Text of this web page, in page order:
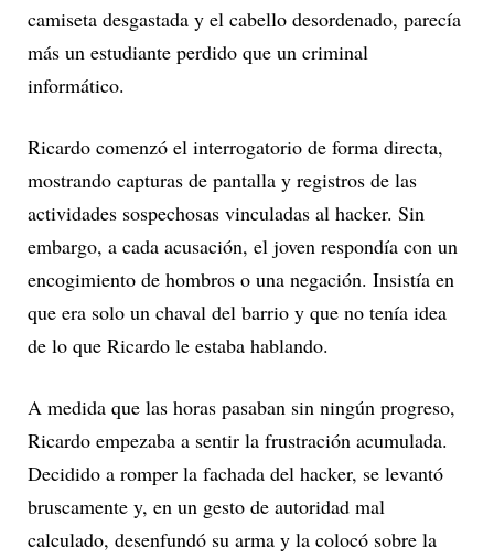
camiseta desgastada y el cabello desordenado, parecía
más un estudiante perdido que un criminal
informático.
Ricardo comenzó el interrogatorio de forma directa,
mostrando capturas de pantalla y registros de las
actividades sospechosas vinculadas al hacker. Sin
embargo, a cada acusación, el joven respondía con un
encogimiento de hombros o una negación. Insistía en
que era solo un chaval del barrio y que no tenía idea
de lo que Ricardo le estaba hablando.
A medida que las horas pasaban sin ningún progreso,
Ricardo empezaba a sentir la frustración acumulada.
Decidido a romper la fachada del hacker, se levantó
bruscamente y, en un gesto de autoridad mal
calculado, desenfundó su arma y la colocó sobre la